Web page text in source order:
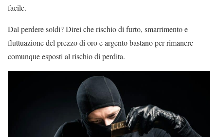
facile.
Dal perdere soldi? Direi che rischio di furto, smarrimento e
fluttuazione del prezzo di oro e argento bastano per rimanere
comunque esposti al rischio di perdita.